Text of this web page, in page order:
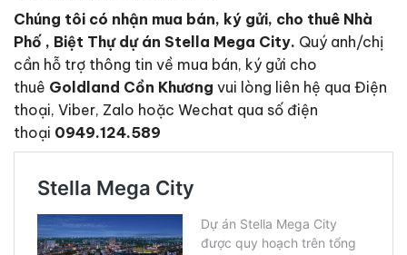
Chúng tôi có nhận mua bán, ký gửi, cho thuê Nhà
Phố , Biệt Thự dự án Stella Mega City. Quý anh/chị
cần hỗ trợ thông tin về mua bán, ký gửi cho
thuê Goldland Cồn Khương vui lòng liên hệ qua Điện
thoại, Viber, Zalo hoặc Wechat qua số điện
thoại 0949.124.589